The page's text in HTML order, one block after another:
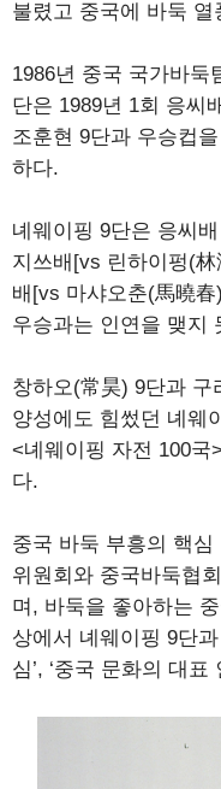
불렸고 중국에 바둑
1986년 중국 국가바둑
단은 1989년 1회 응씨
조훈현 9단과 우승컵
하다.
녜웨이핑 9단은 응씨
지쓰배[vs 린하이펑(
배[vs 마샤오춘(馬曉
우승과는 인연을 맺지
창하오(常昊) 9단과
양성에도 힘썼던 녜웨
<녜웨이핑 자전 100국
다.
중국 바둑 부흥의 핵
위원회와 중국바둑협
며, 바둑을 좋아하는
상에서 녜웨이핑 9단
심’, ‘중국 문화의 대표